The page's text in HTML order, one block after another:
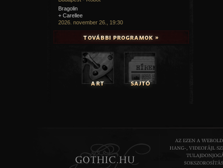
Bragolin
+ Carellee
2026. november 26., 19:30